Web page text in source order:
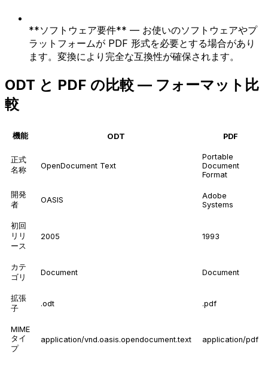
**ソフトウェア要件** — お使いのソフトウェアやプ
ラットフォームが PDF 形式を必要とする場合があり
ます。変換により完全な互換性が確保されます。
ODT と PDF の比較 — フォーマット比
較
機能 ODT PDF
正式
名称
OpenDocument Text
Portable
Document
Format
開発
者
OASIS
Adobe
Systems
初回
リリ
ース
2005 1993
カテ
ゴリ
Document Document
拡張
子
.odt .pdf
MIME
タイ
プ
application/vnd.oasis.opendocument.text application/pdf